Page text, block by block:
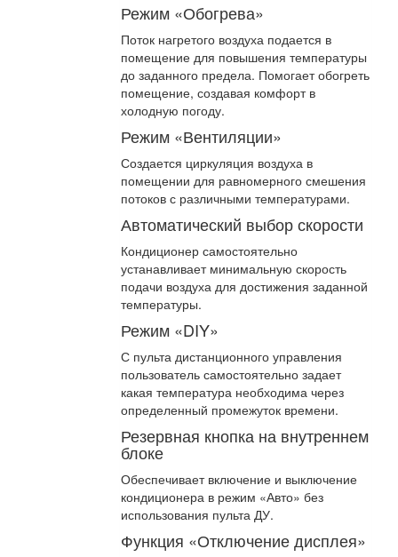
Режим «Обогрева»
Поток нагретого воздуха подается в
помещение для повышения температуры
до заданного предела. Помогает обогреть
помещение, создавая комфорт в
холодную погоду.
Режим «Вентиляции»
Создается циркуляция воздуха в
помещении для равномерного смешения
потоков с различными температурами.
Автоматический выбор скорости
Кондиционер самостоятельно
устанавливает минимальную скорость
подачи воздуха для достижения заданной
температуры.
Режим «DIY»
С пульта дистанционного управления
пользователь самостоятельно задает
какая температура необходима через
определенный промежуток времени.
Резервная кнопка на внутреннем
блоке
Обеспечивает включение и выключение
кондиционера в режим «Авто» без
использования пульта ДУ.
Функция «Отключение дисплея»